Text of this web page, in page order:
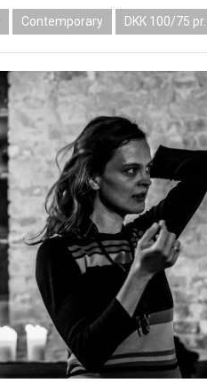
Contemporary DKK 100/75